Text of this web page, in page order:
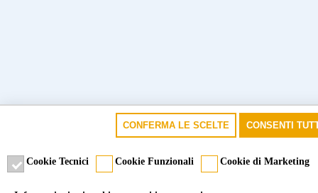
CONFERMA LE SCELTE CONSENTI
Cookie Tecnici Cookie Funzionali Cookie di Marketing